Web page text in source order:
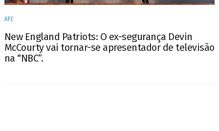
AFC
New England Patriots: O ex-segurança Devin
McCourty vai tornar-se apresentador de televisão
na “NBC”.